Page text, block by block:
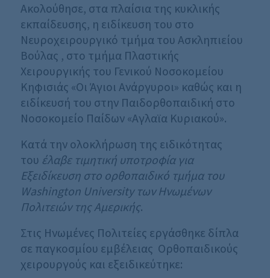
Ακολούθησε, στα πλαίσια της κυκλικής
εκπαίδευσης, η ειδίκευση του στο
Νευροχειρουργικό τμήμα του Ασκληπιείου
Βούλας , στο τμήμα Πλαστικής
Χειρουργικής του Γενικού Νοσοκομείου
Κηφισιάς «Οι Άγιοι Ανάργυροι» καθώς και η
ειδίκευσή του στην Παιδορθοπαιδική στο
Νοσοκομείο Παίδων «Αγλαϊα Κυριακού».
Κατά την ολοκλήρωση της ειδικότητας
του έλαβε τιμητική υποτροφία για
Εξειδίκευση στο ορθοπαιδικό τμήμα του
Washington University των Ηνωμένων
Πολιτειών της Αμερικής.
Στις Ηνωμένες Πολιτείες εργάσθηκε δίπλα
σε παγκοσμίου εμβέλειας Ορθοπαιδικούς
χειρουργούς και εξειδικεύτηκε: